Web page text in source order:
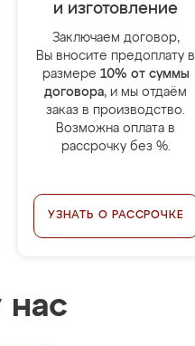
и изготовление
Заключаем договор,
Вы вносите предоплату в
размере 10% от суммы
договора, и мы отдаём
заказ в производство.
Возможна оплата в
рассрочку без %.
УЗНАТЬ О РАССРОЧКЕ
нас